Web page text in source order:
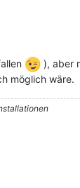
), aber
möglich wäre.